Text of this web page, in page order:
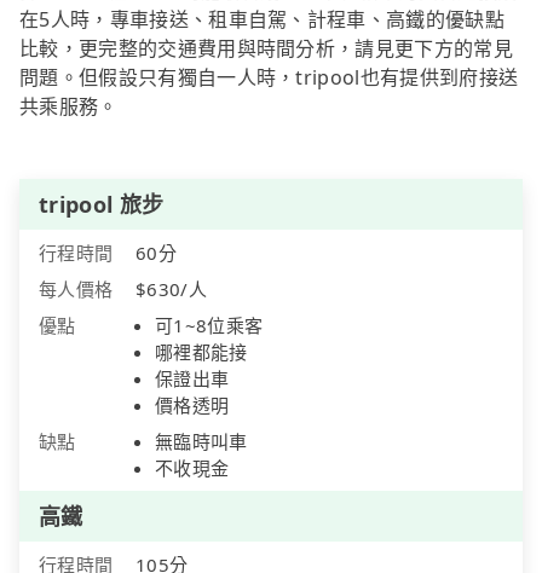
在5人時，專車接送、租車自駕、計程車、高鐵的優缺點
比較，更完整的交通費用與時間分析，請見更下方的常見
問題。但假設只有獨自一人時，tripool也有提供到府接送
共乘服務。
tripool 旅步
行程時間
60分
每人價格
$630/人
優點
可1~8位乘客
哪裡都能接
保證出車
價格透明
缺點
無臨時叫車
不收現金
高鐵
行程時間
105分